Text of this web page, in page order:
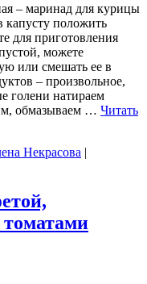
– маринад для курицы
капусту положить
для приготовления
можете
или смешать ее в
– произвольное,
голени натираем
обмазываем … Читать
Некрасова |